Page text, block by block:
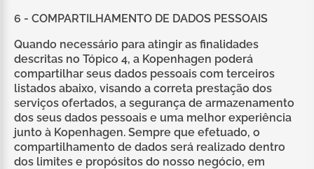
6 - COMPARTILHAMENTO DE DADOS PESSOAIS
Quando necessário para atingir as finalidades
descritas no Tópico 4, a Kopenhagen poderá
compartilhar seus dados pessoais com terceiros
listados abaixo, visando a correta prestação dos
serviços ofertados, a segurança de armazenamento
dos seus dados pessoais e uma melhor experiência
junto à Kopenhagen. Sempre que efetuado, o
compartilhamento de dados será realizado dentro
dos limites e propósitos do nosso negócio, em